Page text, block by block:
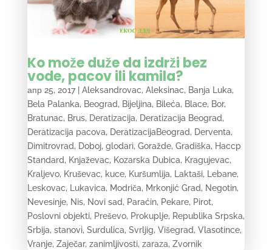
Ko može duže da izdrži bez
vode, pacov ili kamila?
апр 25, 2017| Aleksandrovac, Aleksinac, Banja Luka,
Bela Palanka, Beograd, Bijeljina, Bileća, Blace, Bor,
Bratunac, Brus, Deratizacija, Deratizacija Beograd,
Deratizacija pacova, DeratizacijaBeograd, Derventa,
Dimitrovrad, Doboj, glodari, Goražde, Gradiška, Haccp
Standard, Knjaževac, Kozarska Dubica, Kragujevac,
Kraljevo, Kruševac, kuce, Kuršumlija, Laktaši, Lebane,
Leskovac, Lukavica, Modriča, Mrkonjić Grad, Negotin,
Nevesinje, Nis, Novi sad, Paraćin, Pekare, Pirot,
Poslovni objekti, Preševo, Prokuplje, Republika Srpska,
Srbija, stanovi, Surdulica, Svrljig, Višegrad, Vlasotince,
Vranje, Zaječar, zanimljivosti, zaraza, Zvornik